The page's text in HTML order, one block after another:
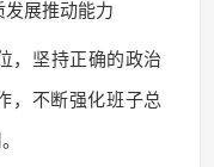
展推动能力
，坚持正确的政治
，不断强化班子总